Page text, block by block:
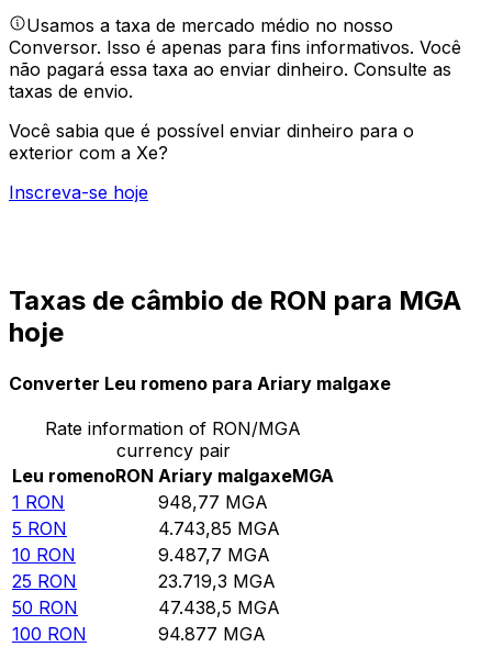
Usamos a taxa de mercado médio no nosso
Conversor. Isso é apenas para fins informativos. Você
não pagará essa taxa ao enviar dinheiro. Consulte as
taxas de envio.
Você sabia que é possível enviar dinheiro para o
exterior com a Xe?
Inscreva-se hoje
Taxas de câmbio de RON para MGA
hoje
Converter Leu romeno para Ariary malgaxe
Rate information of RON/MGA
currency pair
Leu romenoRON Ariary malgaxeMGA
1 RON 948,77 MGA
5 RON 4.743,85 MGA
10 RON 9.487,7 MGA
25 RON 23.719,3 MGA
50 RON 47.438,5 MGA
100 RON 94.877 MGA